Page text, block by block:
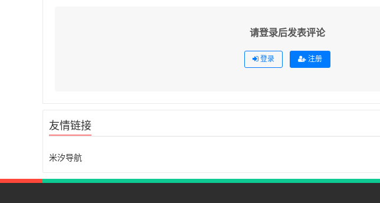
请登录后发表评论
登录 注册
友情链接
米汐导航